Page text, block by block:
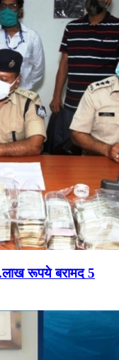
रूपये बरामद 5